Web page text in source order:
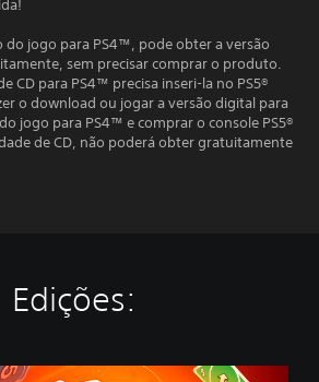
do jogo para PS4™, pode obter a versão
sem precisar comprar o produto.
CD para PS4™ precisa inseri-la no PS5®
o download ou jogar a versão digital para
jogo para PS4™ e comprar o console PS5®
de CD, não poderá obter gratuitamente
Edições: